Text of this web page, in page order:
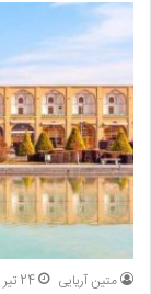
متین آریایی 24 تیر 1403